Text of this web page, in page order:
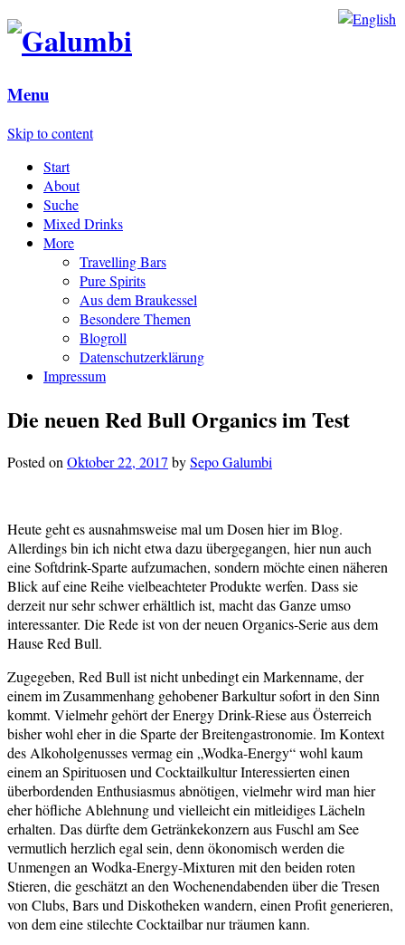
Menu
Skip to content
Start
About
Suche
Mixed Drinks
More
Travelling Bars
Pure Spirits
Aus dem Braukessel
Besondere Themen
Blogroll
Datenschutzerklärung
Impressum
Die neuen Red Bull Organics im Test
Posted onOktober 22, 2017 bySepo Galumbi
Heute geht es ausnahmsweise mal um Dosen hier im Blog.
Allerdings bin ich nicht etwa dazu übergegangen, hier nun auch
eine Softdrink-Sparte aufzumachen, sondern möchte einen näheren
Blick auf eine Reihe vielbeachteter Produkte werfen. Dass sie
derzeit nur sehr schwer erhältlich ist, macht das Ganze umso
interessanter. Die Rede ist von der neuen Organics-Serie aus dem
Hause Red Bull.
Zugegeben, Red Bull ist nicht unbedingt ein Markenname, der
einem im Zusammenhang gehobener Barkultur sofort in den Sinn
kommt. Vielmehr gehört der Energy Drink-Riese aus Österreich
bisher wohl eher in die Sparte der Breitengastronomie. Im Kontext
des Alkoholgenusses vermag ein „Wodka-Energy“ wohl kaum
einem an Spirituosen und Cocktailkultur Interessierten einen
überbordenden Enthusiasmus abnötigen, vielmehr wird man hier
eher höfliche Ablehnung und vielleicht ein mitleidiges Lächeln
erhalten. Das dürfte dem Getränkekonzern aus Fuschl am See
vermutlich herzlich egal sein, denn ökonomisch werden die
Unmengen an Wodka-Energy-Mixturen mit den beiden roten
Stieren, die geschätzt an den Wochenendabenden über die Tresen
von Clubs, Bars und Diskotheken wandern, einen Profit generieren,
von dem eine stilechte Cocktailbar nur träumen kann.